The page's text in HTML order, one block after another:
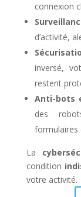
connexion
d’activité,
inversé,
restent
Anti-bots
des
formulaires
La
condition
votre activité.